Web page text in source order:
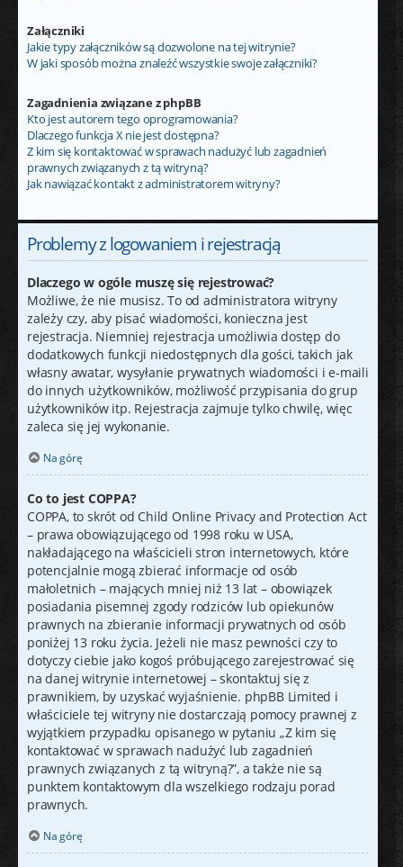
Załączniki
Jakie typy załączników są dozwolone na tej witrynie?
W jaki sposób można znaleźć wszystkie swoje załączniki?
Zagadnienia związane z phpBB
Kto jest autorem tego oprogramowania?
Dlaczego funkcja X nie jest dostępna?
Z kim się kontaktować w sprawach nadużyć lub zagadnień
prawnych związanych z tą witryną?
Jak nawiązać kontakt z administratorem witryny?
Problemy z logowaniem i rejestracją
Dlaczego w ogóle muszę się rejestrować?
Możliwe, że nie musisz. To od administratora witryny
zależy czy, aby pisać wiadomości, konieczna jest
rejestracja. Niemniej rejestracja umożliwia dostęp do
dodatkowych funkcji niedostępnych dla gości, takich jak
własny awatar, wysyłanie prywatnych wiadomości i e-maili
do innych użytkowników, możliwość przypisania do grup
użytkowników itp. Rejestracja zajmuje tylko chwilę, więc
zaleca się jej wykonanie.
Na górę
Co to jest COPPA?
COPPA, to skrót od Child Online Privacy and Protection Act
– prawa obowiązującego od 1998 roku w USA,
nakładającego na właścicieli stron internetowych, które
potencjalnie mogą zbierać informacje od osób
małoletnich – mających mniej niż 13 lat – obowiązek
posiadania pisemnej zgody rodziców lub opiekunów
prawnych na zbieranie informacji prywatnych od osób
poniżej 13 roku życia. Jeżeli nie masz pewności czy to
dotyczy ciebie jako kogoś próbującego zarejestrować się
na danej witrynie internetowej – skontaktuj się z
prawnikiem, by uzyskać wyjaśnienie. phpBB Limited i
właściciele tej witryny nie dostarczają pomocy prawnej z
wyjątkiem przypadku opisanego w pytaniu „Z kim się
kontaktować w sprawach nadużyć lub zagadnień
prawnych związanych z tą witryną?”, a także nie są
punktem kontaktowym dla wszelkiego rodzaju porad
prawnych.
Na górę